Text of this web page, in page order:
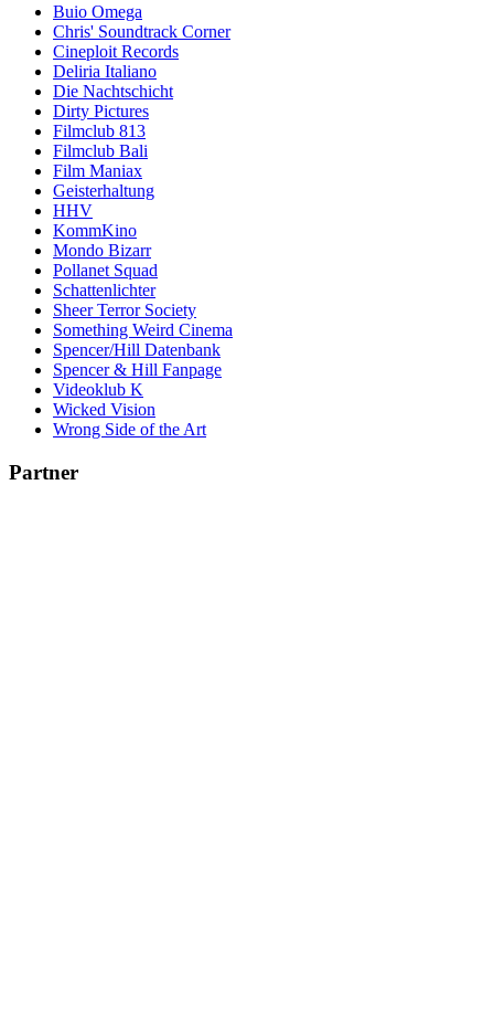
Buio Omega
Chris' Soundtrack Corner
Cineploit Records
Deliria Italiano
Die Nachtschicht
Dirty Pictures
Filmclub 813
Filmclub Bali
Film Maniax
Geisterhaltung
HHV
KommKino
Mondo Bizarr
Pollanet Squad
Schattenlichter
Sheer Terror Society
Something Weird Cinema
Spencer/Hill Datenbank
Spencer & Hill Fanpage
Videoklub K
Wicked Vision
Wrong Side of the Art
Partner